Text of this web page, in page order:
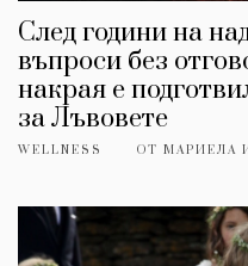
След години на
въпроси без
накрая е
за Лъвовете
WELLNESS ОТ МАРИЕЛА